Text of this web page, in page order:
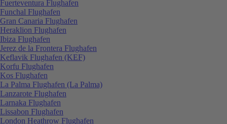
Fuerteventura Flughafen
Funchal Flughafen
Gran Canaria Flughafen
Heraklion Flughafen
Ibiza Flughafen
Jerez de la Frontera Flughafen
Keflavik Flughafen (KEF)
Korfu Flughafen
Kos Flughafen
La Palma Flughafen (La Palma)
Lanzarote Flughafen
Larnaka Flughafen
Lissabon Flughafen
London Heathrow Flughafen